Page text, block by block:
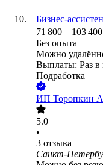
Бизнес-
71 800 – 103 400
Без опыта
Можно
Выплаты: Раз в
Подработка
ИП Торопкин
5.0
•
3 отзыва
Санкт-